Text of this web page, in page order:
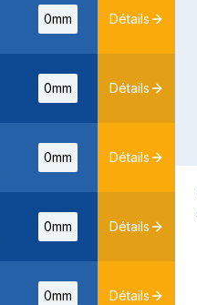
0mm Détails
0mm Détails
0mm Détails
0mm Détails
0mm Détails